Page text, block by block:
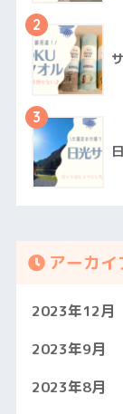
2
3
アーカイ
2023年12月
2023年9月
2023年8月